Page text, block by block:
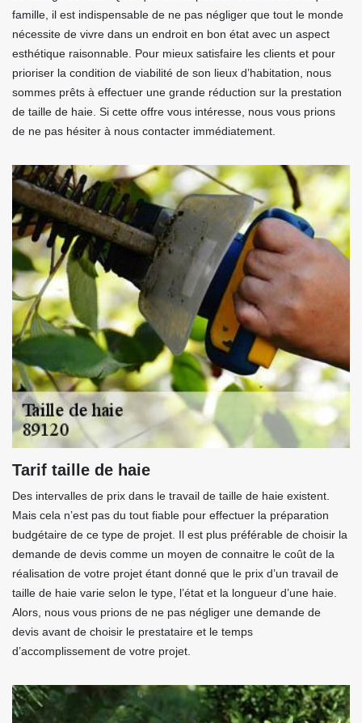
famille, il est indispensable de ne pas négliger que tout le monde
nécessite de vivre dans un endroit en bon état avec un aspect
esthétique raisonnable. Pour mieux satisfaire les clients et pour
prioriser la condition de viabilité de son lieux d’habitation, nous
sommes prêts à effectuer une grande réduction sur la prestation
de taille de haie. Si cette offre vous intéresse, nous vous prions
de ne pas hésiter à nous contacter immédiatement.
Tarif taille de haie
Des intervalles de prix dans le travail de taille de haie existent.
Mais cela n’est pas du tout fiable pour effectuer la préparation
budgétaire de ce type de projet. Il est plus préférable de choisir la
demande de devis comme un moyen de connaitre le coût de la
réalisation de votre projet étant donné que le prix d’un travail de
taille de haie varie selon le type, l’état et la longueur d’une haie.
Alors, nous vous prions de ne pas négliger une demande de
devis avant de choisir le prestataire et le temps
d’accomplissement de votre projet.